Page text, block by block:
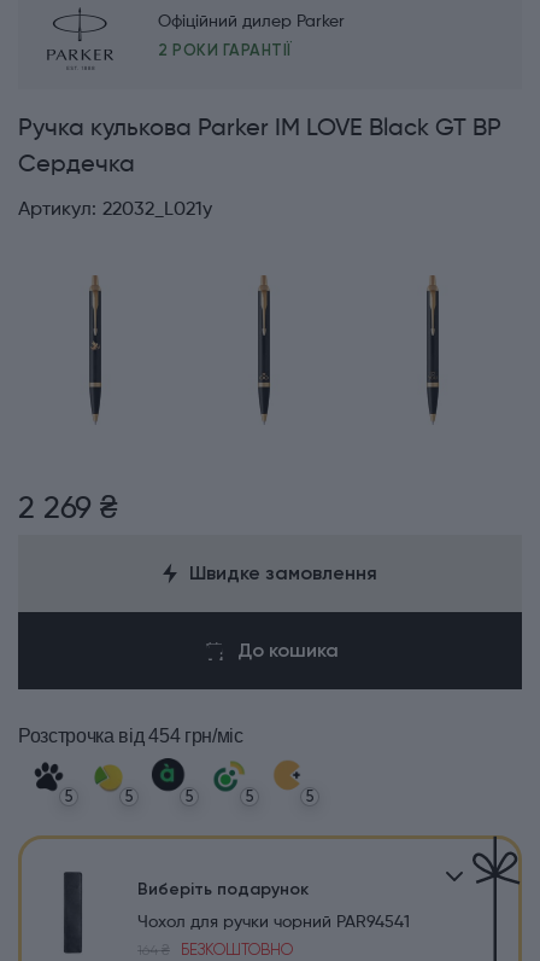
Офіційний дилер Parker
2 РОКИ ГАРАНТІЇ
Ручка кулькова Parker IM LOVE Black GT BP
Сердечка
Артикул: 22032_L021y
2 269 ₴
Швидке замовлення
До кошика
Розстрочка від 454 грн/міс
5 5 5 5 5
Виберіть подарунок
Чохол для ручки чорний PAR94541
164 ₴
БЕЗКОШТОВНО